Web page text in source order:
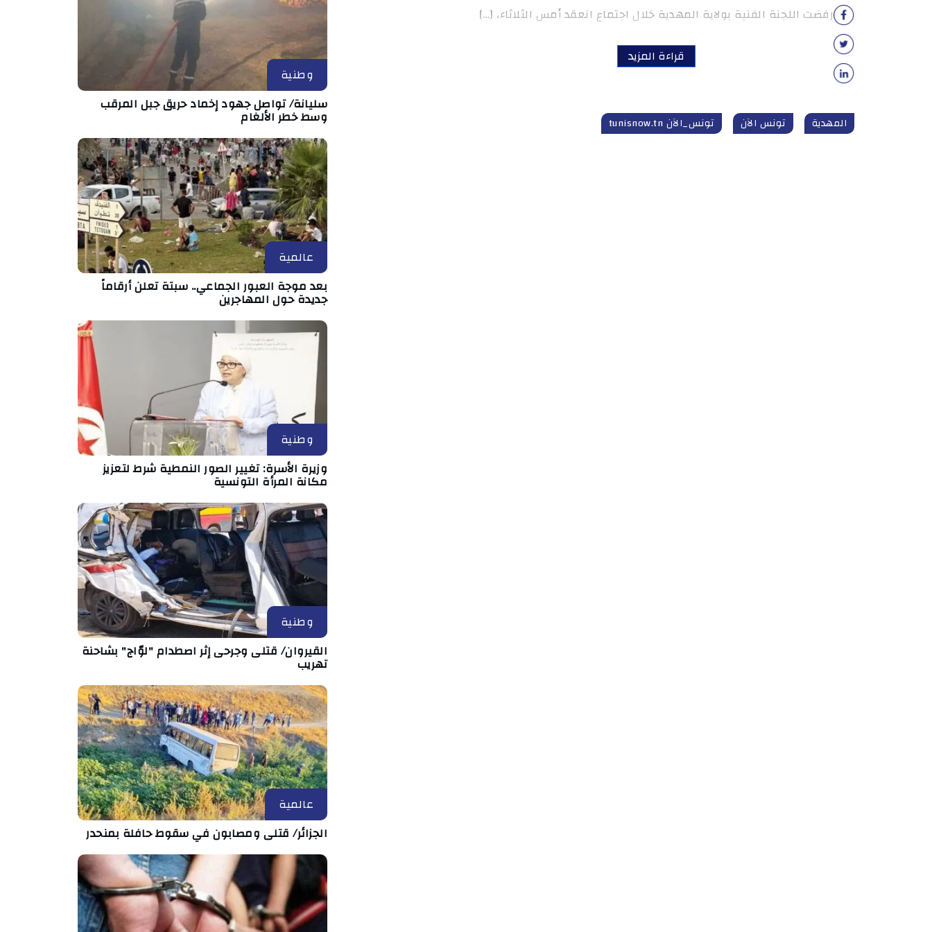
رفضت اللجنة الفنية بولاية المهدية خلال اجتماع انعقد أمس الثلاثاء، […]
قراءة المزيد
المهدية تونس الآن تونس_الآن tunisnow.tn
وطنية
سليانة/ تواصل جهود إخماد حريق جبل المرقب
وسط خطر الألغام
عالمية
بعد موجة العبور الجماعي.. سبتة تعلن أرقاماً
جديدة حول المهاجرين
وطنية
وزيرة الأسرة: تغيير الصور النمطية شرط لتعزيز
مكانة المرأة التونسية
وطنية
القيروان/ قتلى وجرحى إثر اصطدام "لوّاج" بشاحنة
تهريب
عالمية
الجزائر/ قتلى ومصابون في سقوط حافلة بمنحدر